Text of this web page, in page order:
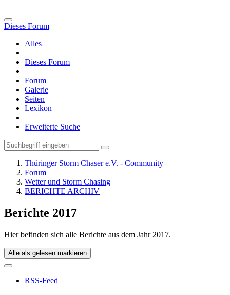
Dieses Forum
Alles
Dieses Forum
Forum
Galerie
Seiten
Lexikon
Erweiterte Suche
Thüringer Storm Chaser e.V. - Community
Forum
Wetter und Storm Chasing
BERICHTE ARCHIV
Berichte 2017
Hier befinden sich alle Berichte aus dem Jahr 2017.
Alle als gelesen markieren
RSS-Feed